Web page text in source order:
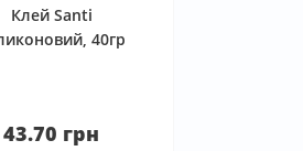
Клей Santi
40гр
43.70 грн